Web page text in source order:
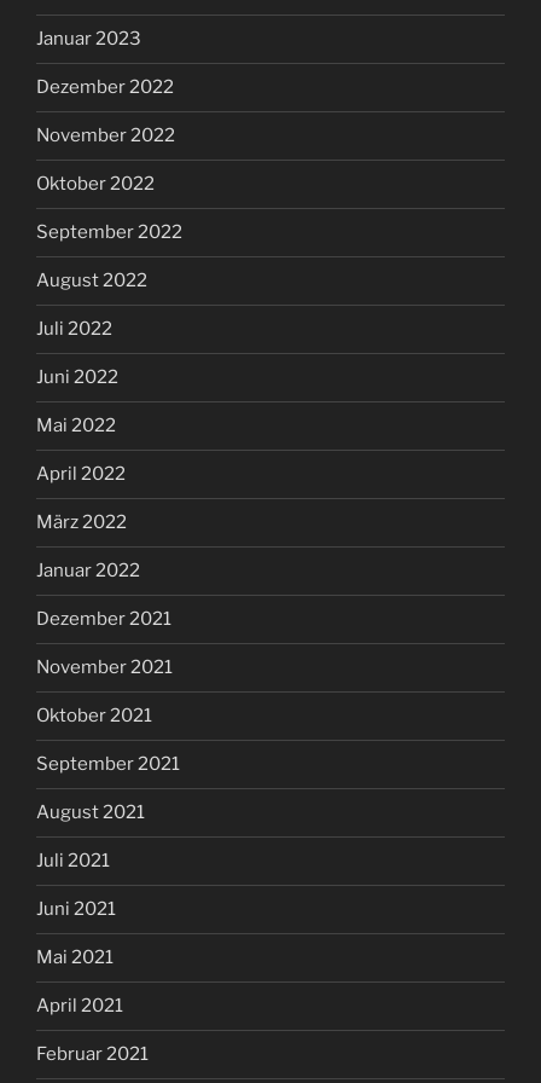
Januar 2023
Dezember 2022
November 2022
Oktober 2022
September 2022
August 2022
Juli 2022
Juni 2022
Mai 2022
April 2022
März 2022
Januar 2022
Dezember 2021
November 2021
Oktober 2021
September 2021
August 2021
Juli 2021
Juni 2021
Mai 2021
April 2021
Februar 2021